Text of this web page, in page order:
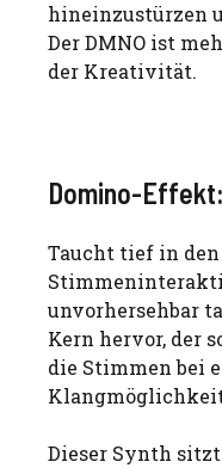
hineinzustürzen
Der DMNO ist
der Kreativität.
Domino-
Taucht tief in
unvorhersehbar
Kern hervor, der
die Stimmen bei
Dieser Synth